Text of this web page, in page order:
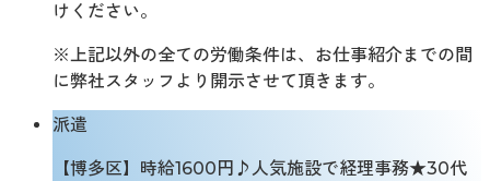
けください。
※上記以外の全ての労働条件は、お仕事紹介までの間
に弊社スタッフより開示させて頂きます。
派遣
【博多区】時給1600円♪人気施設で経理事務★30代